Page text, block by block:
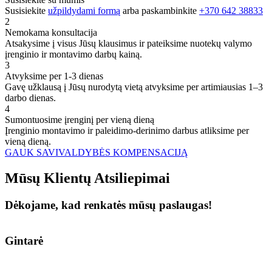
Susisiekite užpildydami formą arba paskambinkite +370 642 38833
2
Nemokama konsultacija
Atsakysime į visus Jūsų klausimus ir pateiksime nuotekų valymo
įrenginio ir montavimo darbų kainą.
3
Atvyksime per 1-3 dienas
Gavę užklausą į Jūsų nurodytą vietą atvyksime per artimiausias 1–3
darbo dienas.
4
Sumontuosime įrenginį per vieną dieną
Įrenginio montavimo ir paleidimo-derinimo darbus atliksime per
vieną dieną.
GAUK SAVIVALDYBĖS KOMPENSACIJĄ
Mūsų Klientų Atsiliepimai
Dėkojame, kad renkatės mūsų paslaugas!
Gintarė